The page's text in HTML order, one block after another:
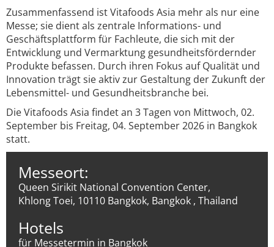
Zusammenfassend ist Vitafoods Asia mehr als nur eine
Messe; sie dient als zentrale Informations- und
Geschäftsplattform für Fachleute, die sich mit der
Entwicklung und Vermarktung gesundheitsfördernder
Produkte befassen. Durch ihren Fokus auf Qualität und
Innovation trägt sie aktiv zur Gestaltung der Zukunft der
Lebensmittel- und Gesundheitsbranche bei.
Die Vitafoods Asia findet an 3 Tagen von Mittwoch, 02.
September bis Freitag, 04. September 2026 in Bangkok
statt.
Messeort:
Queen Sirikit National Convention Center,
Khlong Toei, 10110 Bangkok, Bangkok , Thailand
Hotels
für Messetermin in Bangkok